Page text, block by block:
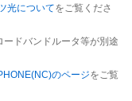
光についてをご覧くださ
ドバンドルータ等が別途
のページをご覧